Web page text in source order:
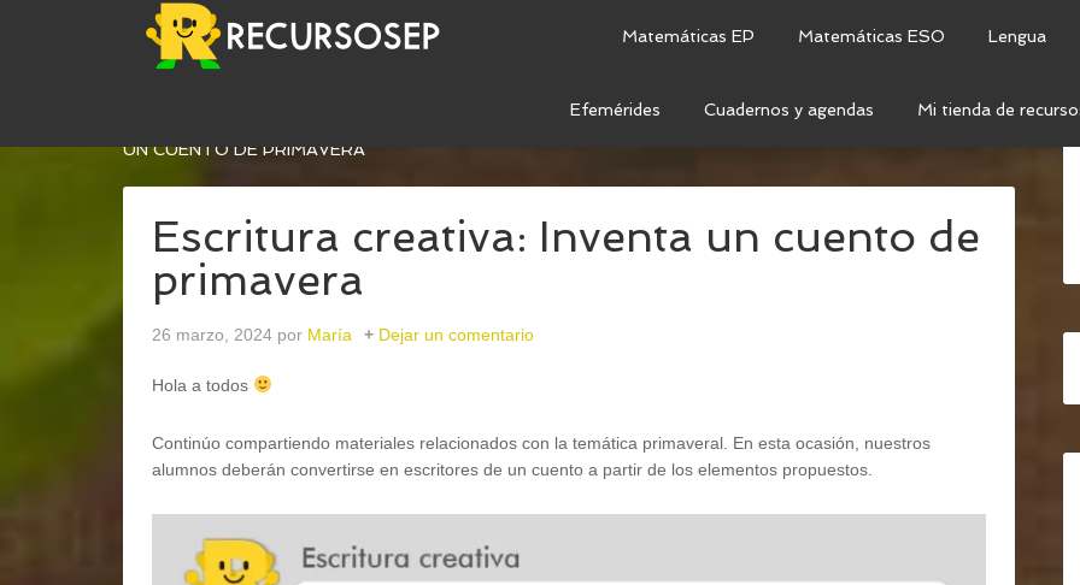
Matemáticas EP Matemáticas ESO Lengua
Efemérides Cuadernos y agendas Mi tienda de
ESCRITURA CREATIVA: INVENTA
UN CUENTO DE PRIMAVERA
Escritura creativa: Inventa un cuento de
primavera
26 marzo, 2024 por María Dejar un comentario
Hola a todos
Continúo compartiendo materiales relacionados con la temática primaveral. En esta ocasión, nuestros
alumnos deberán convertirse en escritores de un cuento a partir de los elementos propuestos.